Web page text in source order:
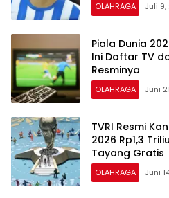
OLAHRAGA Juli
Piala Dunia
Ini Daftar TV
Resminya
OLAHRAGA Juni
TVRI Resmi
2026 Rp1,3
Tayang Gratis
OLAHRAGA Juni